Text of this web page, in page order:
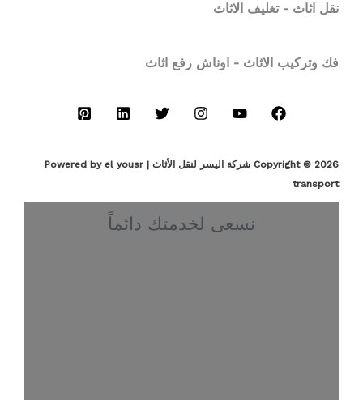
نقل اثاث - تغليف الاثاث
فك وتركيب الاثاث - اوناش رفع اثاث
Copyright © 2026 شركة اليسر لنقل الأثاث | Powered by el yousr
transport
نسعى لخدمتك دائماً